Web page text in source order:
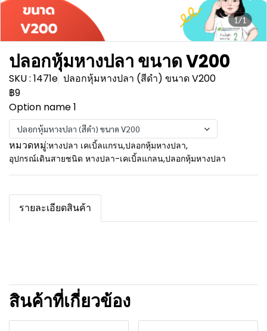
1/1
ปลอกหุ้มหางปลา ขนาด V200
SKU : 1471e ปลอกหุ้มหางปลา (สีดำ) ขนาด V200
฿9
Option name 1
ปลอกหุ้มหางปลา (สีดำ) ขนาด V200
หมวดหมู่:หางปลา เคเบิ้ลแกรน,ปลอกหุ้มหางปลา,
อุปกรณ์เดินสายชนิด หางปลา-เคเบิ้ลแกลน,ปลอกหุ้มหางปลา
รายละเอียดสินค้า
สินค้าที่เกี่ยวข้อง